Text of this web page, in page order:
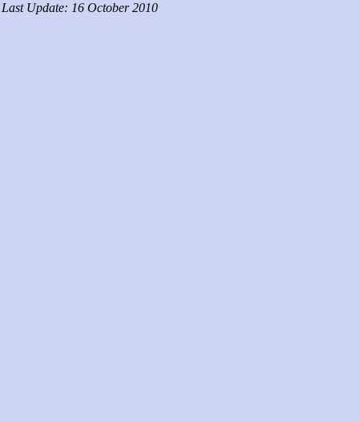
Last Update: 16 October 2010